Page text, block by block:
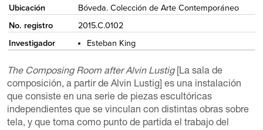
Ubicación
Bóveda. Colección de Arte Contemporáneo
No. registro
2015.C.0102
Investigador
Esteban King
The Composing Room after Alvin Lustig[La sala de
composición, a partir de Alvin Lustig] es una instalación
que consiste en una serie de piezas escultóricas
independientes que se vinculan con distintas obras sobre
tela, y que toma como punto de partida el trabajo del